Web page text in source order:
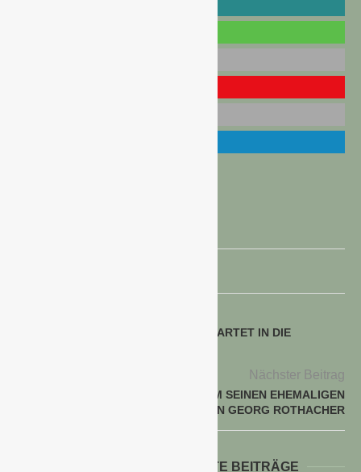
AUF TITELJAGD – „POTTJÄGER“ STARTET IN DIE
Nächster Beitrag
DER BHB TRAUERT UM SEINEN EHEMALIGEN
VORSTANDSVORSITZENDEN GEORG ROTHACHER
WEITERE INTERESSANTE BEITRÄGE